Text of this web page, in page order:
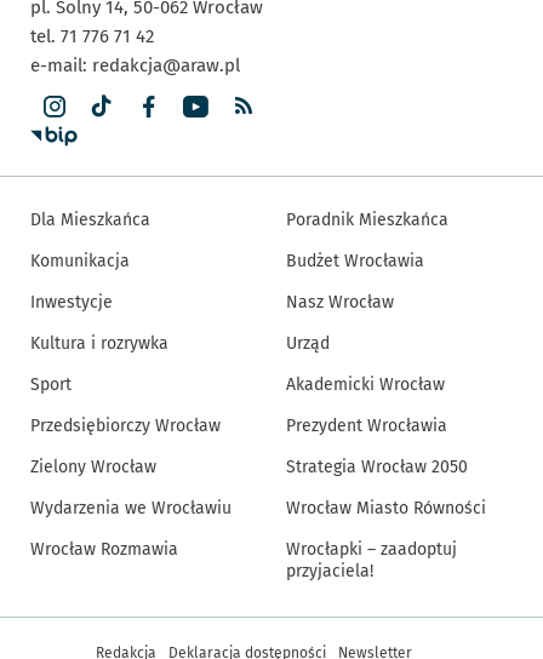
pl. Solny 14, 50-062 Wrocław
tel. 71 776 71 42
e-mail: redakcja@araw.pl
Dla Mieszkańca
Komunikacja
Inwestycje
Kultura i rozrywka
Sport
Przedsiębiorczy Wrocław
Zielony Wrocław
Wydarzenia we Wrocławiu
Wrocław Rozmawia
Poradnik Mieszkańca
Budżet Wrocławia
Nasz Wrocław
Urząd
Akademicki Wrocław
Prezydent Wrocławia
Strategia Wrocław 2050
Wrocław Miasto Równości
Wrocłapki – zaadoptuj
przyjaciela!
Inne informacje
Redakcja Deklaracja dostępności Newsletter